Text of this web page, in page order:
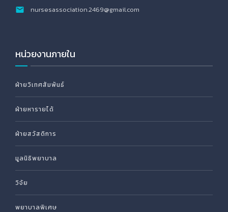
nursesassociation.2469@gmail.com
หน่วยงานภายใน
ฝ่ายวิเทศสัมพันธ์
ฝ่ายหารายได้
ฝ่ายสวัสดิการ
มูลนิธิพยาบาล
วิจัย
พยาบาลพิเศษ